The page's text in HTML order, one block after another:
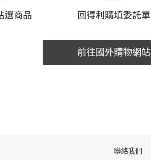
前往國外購物網站
聯絡我們